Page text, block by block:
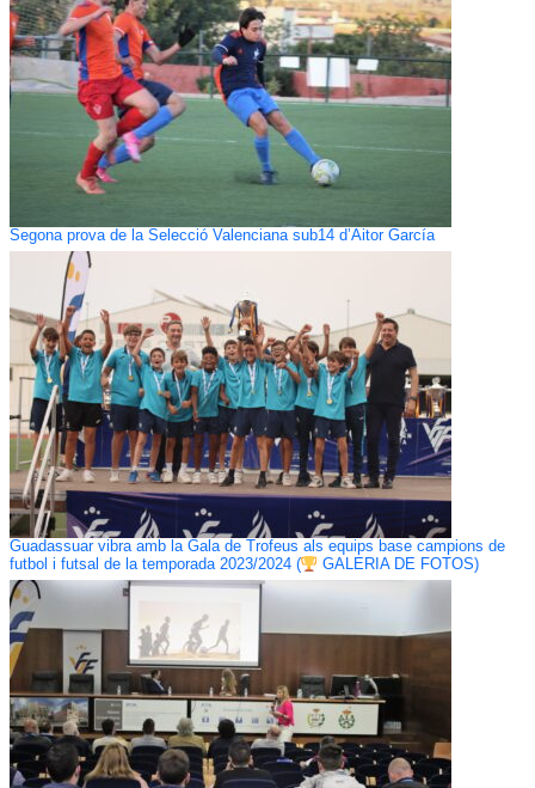
Segona prova de la Selecció Valenciana sub14 d’Aitor García
Guadassuar vibra amb la Gala de Trofeus als equips base campions de
futbol i futsal de la temporada 2023/2024 (
GALERIA DE FOTOS)